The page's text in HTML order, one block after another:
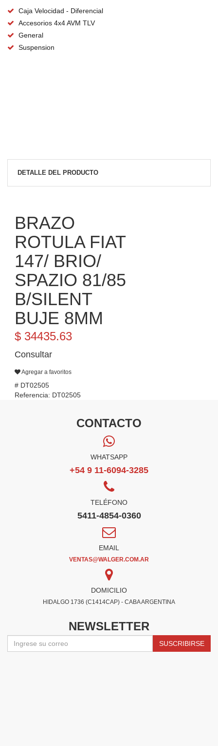
Caja Velocidad - Diferencial
Accesorios 4x4 AVM TLV
General
Suspension
DETALLE DEL PRODUCTO
BRAZO
ROTULA FIAT
147/ BRIO/
SPAZIO 81/85
B/SILENT
BUJE 8MM
$ 34435.63
Consultar
Agregar a favoritos
# DT02505
Referencia: DT02505
CONTACTO
WHATSAPP
+54 9 11-6094-3285
TELÉFONO
5411-4854-0360
EMAIL
VENTAS@WALGER.COM.AR
DOMICILIO
HIDALGO 1736 (C1414CAP) - CABA ARGENTINA
NEWSLETTER
SUSCRIBIRSE